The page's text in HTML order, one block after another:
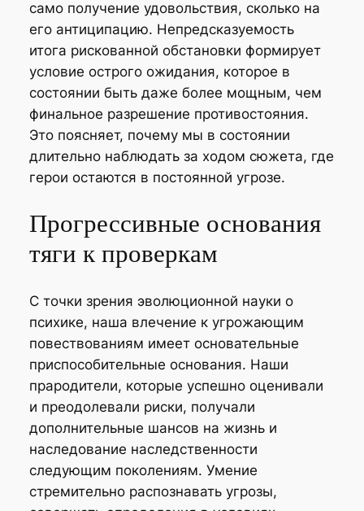
само получение удовольствия, сколько на
его антиципацию. Непредсказуемость
итога рискованной обстановки формирует
условие острого ожидания, которое в
состоянии быть даже более мощным, чем
финальное разрешение противостояния.
Это поясняет, почему мы в состоянии
длительно наблюдать за ходом сюжета, где
герои остаются в постоянной угрозе.
Прогрессивные основания
тяги к проверкам
С точки зрения эволюционной науки о
психике, наша влечение к угрожающим
повествованиям имеет основательные
приспособительные основания. Наши
прародители, которые успешно оценивали
и преодолевали риски, получали
дополнительные шансов на жизнь и
наследование наследственности
следующим поколениям. Умение
стремительно распознавать угрозы,